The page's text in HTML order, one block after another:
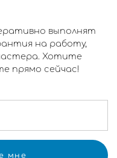
выполнят
на работу,
Хотите
прямо сейчас!